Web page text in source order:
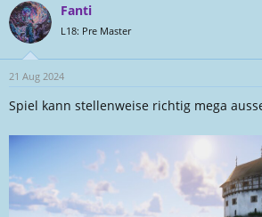
Fanti
L18: Pre Master
21 Aug 2024
Spiel kann stellenweise richtig mega